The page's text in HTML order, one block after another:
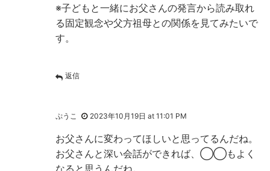
※子どもと一緒にお父さんの発言から読み取れ
る固定観念や父方祖母との関係を見てみたいで
す。
返信
ぷうこ 2023年10月19日 at 11:01 PM
お父さんに変わってほしいと思ってるんだね。
お父さんと深い会話ができれば、◯◯もよく